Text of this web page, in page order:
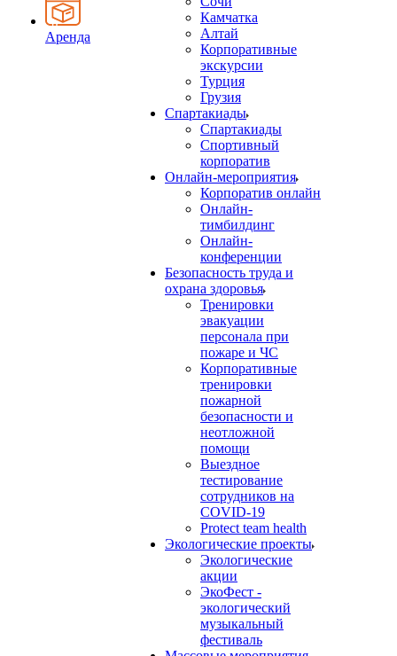
Аренда
Камчатка
Алтай
Корпоративные
экскурсии
Турция
Грузия
Спартакиады
Спартакиады
Спортивный
корпоратив
Онлайн-мероприятия
Корпоратив онлайн
Онлайн-
тимбилдинг
Онлайн-
конференции
Безопасность труда и
охрана здоровья
Тренировки
эвакуации
персонала при
пожаре и ЧС
Корпоративные
тренировки
пожарной
безопасности и
неотложной
помощи
Выездное
тестирование
сотрудников на
COVID-19
Protect team health
Экологические проекты
Экологические
акции
ЭкоФест -
экологический
музыкальный
фестиваль